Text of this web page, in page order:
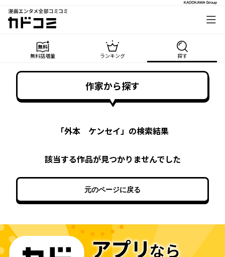
漫画エンタメ全部コミコミ
カドコミ
無料話増量 ランキング 探す
作家から探す
「外本 ケンセイ」の検索結果
該当する作品が見つかりませんでした
元のページに戻る